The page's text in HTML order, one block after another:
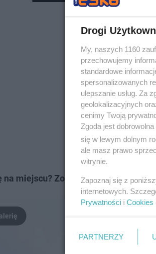
na miejscu? Zobacz poniższą
Drogi
My, naszych 1160
przechowujemy
standardowe
spersonalizowanych
ulepszanie usług. Za
geolokalizacyjnych
cenimy Twoją
Zgoda jest
się w lewym dolnym
ale masz prawo
witrynie.
Zapoznaj się z
internetowych.
Prywatności i Cookies
PARTNERZY